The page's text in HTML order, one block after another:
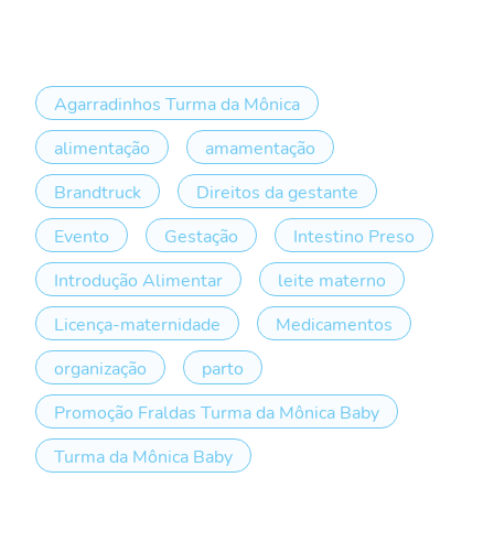
Agarradinhos Turma da Mônica
alimentação
amamentação
Brandtruck
Direitos da gestante
Evento
Gestação
Intestino Preso
Introdução Alimentar
leite materno
Licença-maternidade
Medicamentos
organização
parto
Promoção Fraldas Turma da Mônica Baby
Turma da Mônica Baby